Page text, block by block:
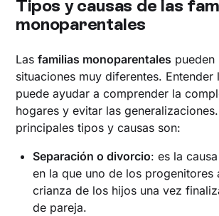
Tipos y causas de las
monoparentales
Lasfamilias monoparentales pueden
situaciones muy diferentes. Entender
puede ayudar a comprender la
hogares y evitar las
principales tipos y causas son:
Separación o divorcio: es la
en la que uno de los progenitores
crianza de los hijos una vez
de pareja.